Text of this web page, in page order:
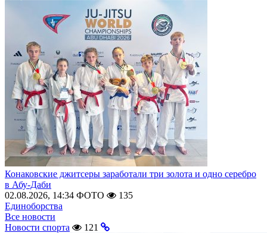
Конаковские джитсеры заработали три золота и одно серебро
в Абу-Даби
02.08.2026, 14:34 ФОТО
135
Единоборства
Все новости
Новости спорта
121